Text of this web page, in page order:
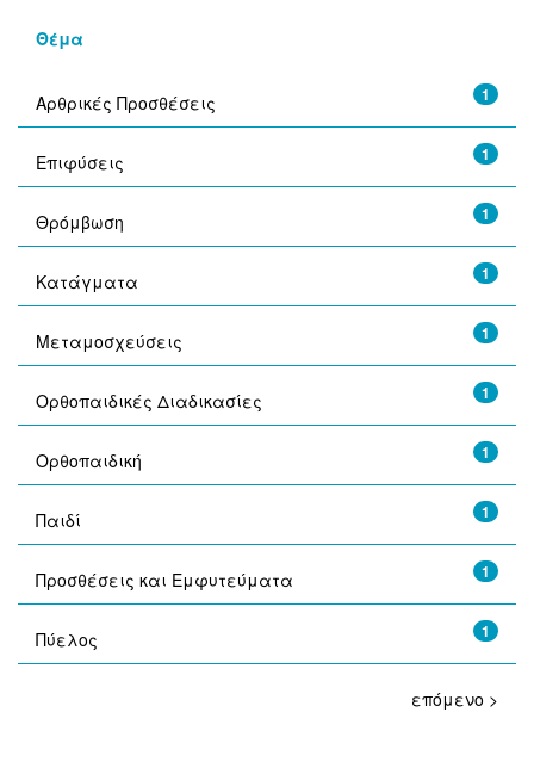
Θέμα
1
Αρθρικές Προσθέσεις
1
Επιφύσεις
1
Θρόμβωση
1
Κατάγματα
1
Μεταμοσχεύσεις
1
Ορθοπαιδικές Διαδικασίες
1
Ορθοπαιδική
1
Παιδί
1
Προσθέσεις και Εμφυτεύματα
1
Πύελος
επόμενο >